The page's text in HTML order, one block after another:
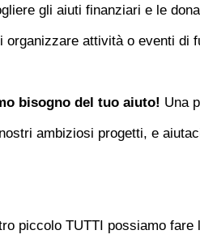
gli aiuti finanziari e le
organizzare attività o eventi di
bisogno del tuo aiuto! Una
ambiziosi progetti, e
piccolo TUTTI possiamo fare